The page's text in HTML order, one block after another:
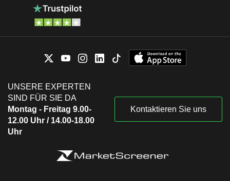
UNSERE EXPERTEN
SIND FÜR SIE DA
Montag - Freitag 9.00-
12.00 Uhr / 14.00-18.00
Uhr
Kontaktieren Sie uns